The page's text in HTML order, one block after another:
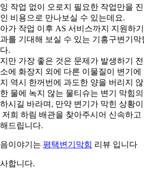
작업 없이 오로지 필요한 작업만을
비용으로 만나보실 수 있는데요.
가 작업 이후 AS 서비스까지 지원하
를 기대해 보실 수 있는 기흥구변기
.
만 가장 좋은 것은 문제가 발생하기
에 화장지 외에 다른 이물질이 변기
역시 한꺼번에 과도한 양을 버리지
물에 녹지 않는 물티슈는 변기 막힘
시길 바라며, 만약 변기가 막힌 상황
저희 하림 배관을 찾아주시어 신속하
드립니다.
이야기는 평택변기막힘 리뷰 입니다
합니다.